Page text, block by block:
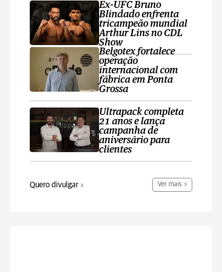
Ex-UFC Bruno
Blindado enfrenta
tricampeão mundial
Arthur Lins no CDL
Show
Belgotex fortalece
operação
internacional com
fábrica em Ponta
Grossa
Ultrapack completa
21 anos e lança
campanha de
aniversário para
clientes
Quero divulgar Ver mais